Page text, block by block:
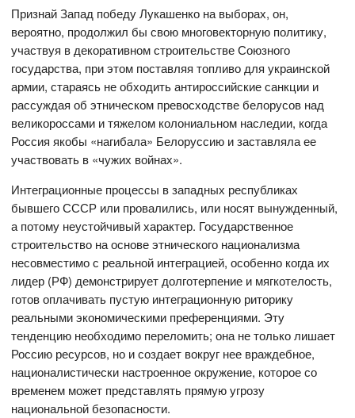
Признай Запад победу Лукашенко на выборах, он,
вероятно, продолжил бы свою многовекторную политику,
участвуя в декоративном строительстве Союзного
государства, при этом поставляя топливо для украинской
армии, стараясь не обходить антироссийские санкции и
рассуждая об этническом превосходстве белорусов над
великороссами и тяжелом колониальном наследии, когда
Россия якобы «нагибала» Белоруссию и заставляла ее
участвовать в «чужих войнах».
Интеграционные процессы в западных республиках
бывшего СССР или провалились, или носят вынужденный,
а потому неустойчивый характер. Государственное
строительство на основе этнического национализма
несовместимо с реальной интеграцией, особенно когда их
лидер (РФ) демонстрирует долготерпение и мягкотелость,
готов оплачивать пустую интеграционную риторику
реальными экономическими преференциями. Эту
тенденцию необходимо переломить; она не только лишает
Россию ресурсов, но и создает вокруг нее враждебное,
националистически настроенное окружение, которое со
временем может представлять прямую угрозу
национальной безопасности.